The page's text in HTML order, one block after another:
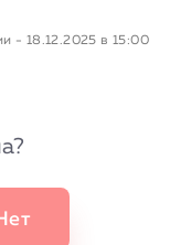
- 18.12.2025 в 15:00